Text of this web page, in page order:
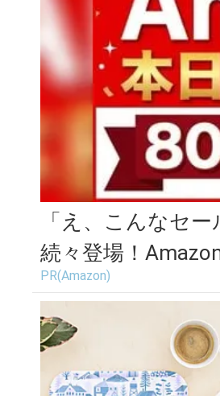
「え、こんなセ
続々登場！
PR(Amazon)